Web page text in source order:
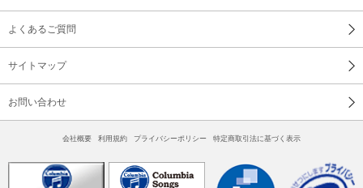
よくあるご質問
サイトマップ
お問い合わせ
会社概要 利用規約 プライバシーポリシー 特定商取引法に基づく表示